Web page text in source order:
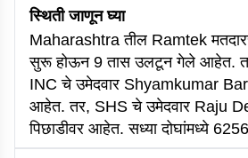
स्थिती जाणून घ्या
Maharashtra तील Ramtek
सुरू होऊन 9 तास उलटून गेले आहेत.
INC चे उमेदवार Shyamkumar
आहेत. तर, SHS चे उमेदवार Raju
पिछाडीवर आहेत. सध्या दोघांमध्ये